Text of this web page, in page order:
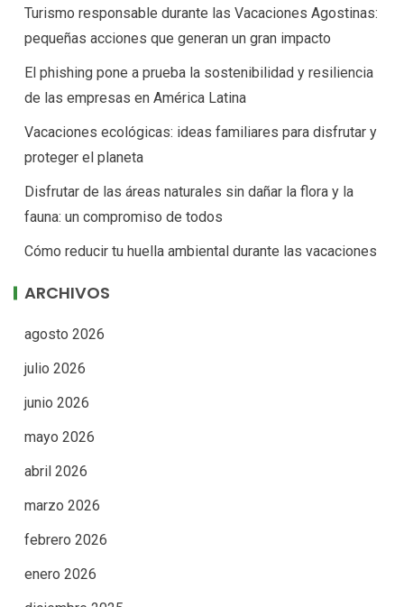
Turismo responsable durante las Vacaciones Agostinas:
pequeñas acciones que generan un gran impacto
El phishing pone a prueba la sostenibilidad y resiliencia
de las empresas en América Latina
Vacaciones ecológicas: ideas familiares para disfrutar y
proteger el planeta
Disfrutar de las áreas naturales sin dañar la flora y la
fauna: un compromiso de todos
Cómo reducir tu huella ambiental durante las vacaciones
ARCHIVOS
agosto 2026
julio 2026
junio 2026
mayo 2026
abril 2026
marzo 2026
febrero 2026
enero 2026